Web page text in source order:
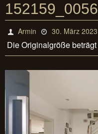
152159_0056
Armin 30. März 2023
Die Originalgröße beträgt